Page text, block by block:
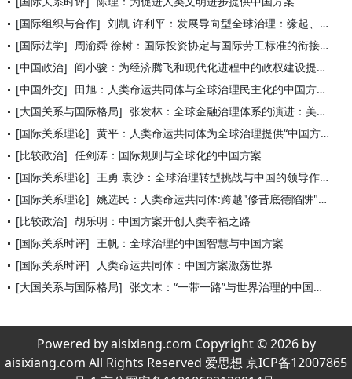
[国际组织与合作] 刘凯 许利平：发展导向型全球治理：缘起、内涵与中国方案
[国际法学] 周渝舜 徐树：国际投资协定与国际劳工标准的衔接机制
[中国政治] 阎小骏：为经济腾飞和现代化进程中的政权建设提供中国方案
[中国外交] 田旭：人类命运共同体与全球治理民主化的中国方案
[大国关系与国际格局] 张发林：全球金融治理体系的演进：美国霸权与中国方案
[国际关系理论] 黄平：人类命运共同体为全球治理提供“中国方案”
[比较政治] 任剑涛：国际规则与全球化的中国方案
[国际关系理论] 王勇 袁沙：全球治理转型挑战与中国的领导作用
[国际关系理论] 姚选民：人类命运共同体:跨越"修昔底德陷阱"的中国方案
[比较政治] 胡乐明：中国方案开创人类幸福之路
[国际关系时评] 王帆：全球治理的中国智慧与中国方案
[国际关系时评]
人类命运共同体：中国方案激荡世界
[大国关系与国际格局] 张文木：“一带一路”与世界治理的中国方案
Powered by aisixiang.com Copyright © 2026 by
aisixiang.com All Rights Reserved 爱思想 京ICP备12007865